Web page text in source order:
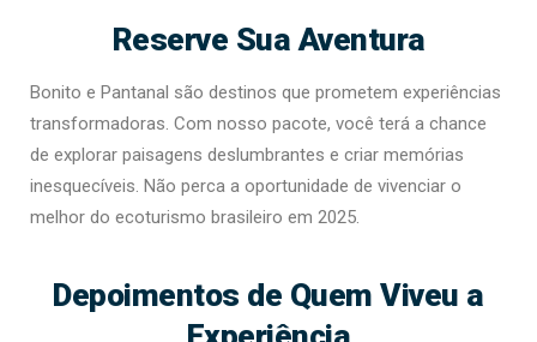
Reserve Sua Aventura
Bonito e Pantanal são destinos que prometem experiências
transformadoras. Com nosso pacote, você terá a chance
de explorar paisagens deslumbrantes e criar memórias
inesquecíveis. Não perca a oportunidade de vivenciar o
melhor do ecoturismo brasileiro em 2025.
Depoimentos de Quem Viveu a